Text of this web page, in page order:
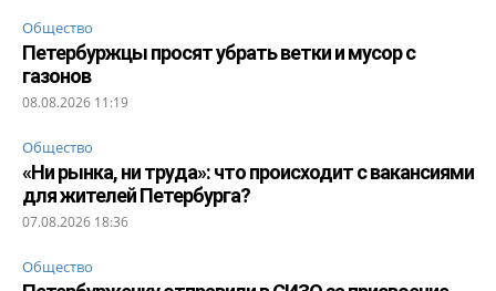
Общество
Петербуржцы просят убрать ветки и мусор с
газонов
08.08.2026 11:19
Общество
«Ни рынка, ни труда»: что происходит с вакансиями
для жителей Петербурга?
07.08.2026 18:36
Общество